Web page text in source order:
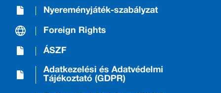
Nyereményjáték-szabályzat
Foreign Rights
ÁSZF
Adatkezelési és Adatvédelmi
Tájékoztató (GDPR)